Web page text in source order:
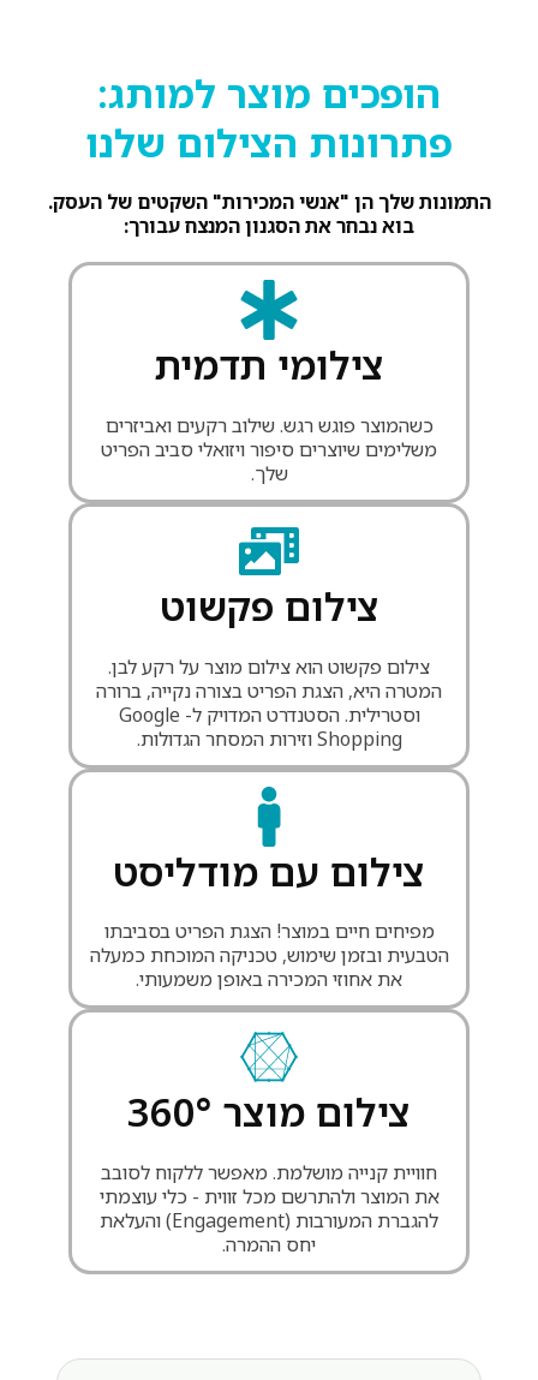
הופכים מוצר למותג:
פתרונות הצילום שלנו
התמונות שלך הן "אנשי המכירות" השקטים של העסק.
בוא נבחר את הסגנון המנצח עבורך:
צילומי תדמית
כשהמוצר פוגש רגש. שילוב רקעים ואביזרים
משלימים שיוצרים סיפור ויזואלי סביב הפריט
שלך.
צילום פקשוט
צילום פקשוט הוא צילום מוצר על רקע לבן.
המטרה היא, הצגת הפריט בצורה נקייה, ברורה
וסטרילית. הסטנדרט המדויק ל- Google
Shopping וזירות המסחר הגדולות.
צילום עם מודליסט
מפיחים חיים במוצר! הצגת הפריט בסביבתו
הטבעית ובזמן שימוש, טכניקה המוכחת כמעלה
את אחוזי המכירה באופן משמעותי.
צילום מוצר 360°
חוויית קנייה מושלמת. מאפשר ללקוח לסובב
את המוצר ולהתרשם מכל זווית - כלי עוצמתי
להגברת המעורבות (Engagement) והעלאת
יחס ההמרה.